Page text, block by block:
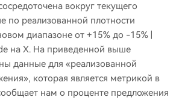
вокруг текущего
по реализованной плотности
диапазоне от +15% до -15% |
на X. На приведенной выше
данные для «реализованной
которая является метрикой в
нам о проценте предложения